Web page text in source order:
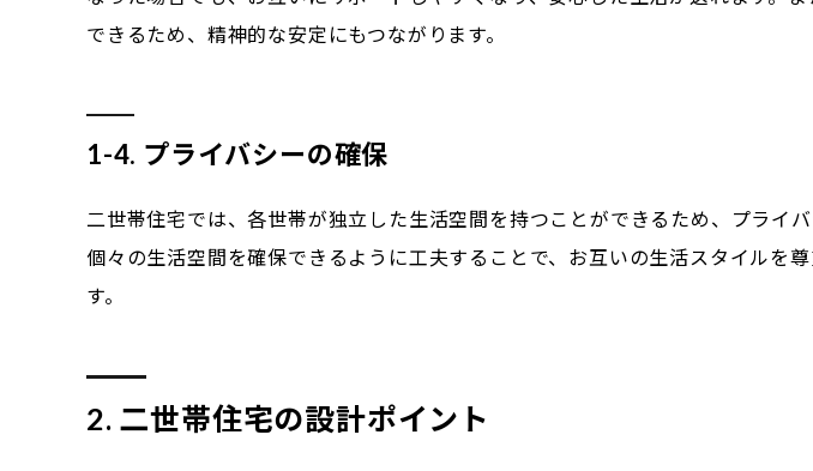
できるため、精神的な安定にもつながります。
1-4. プライバシーの確保
二世帯住宅では、各世帯が独立した生活空間を持つことができるため、プライ
個々の生活空間を確保できるように工夫することで、お互いの生活スタイルを
す。
2. 二世帯住宅の設計ポイント